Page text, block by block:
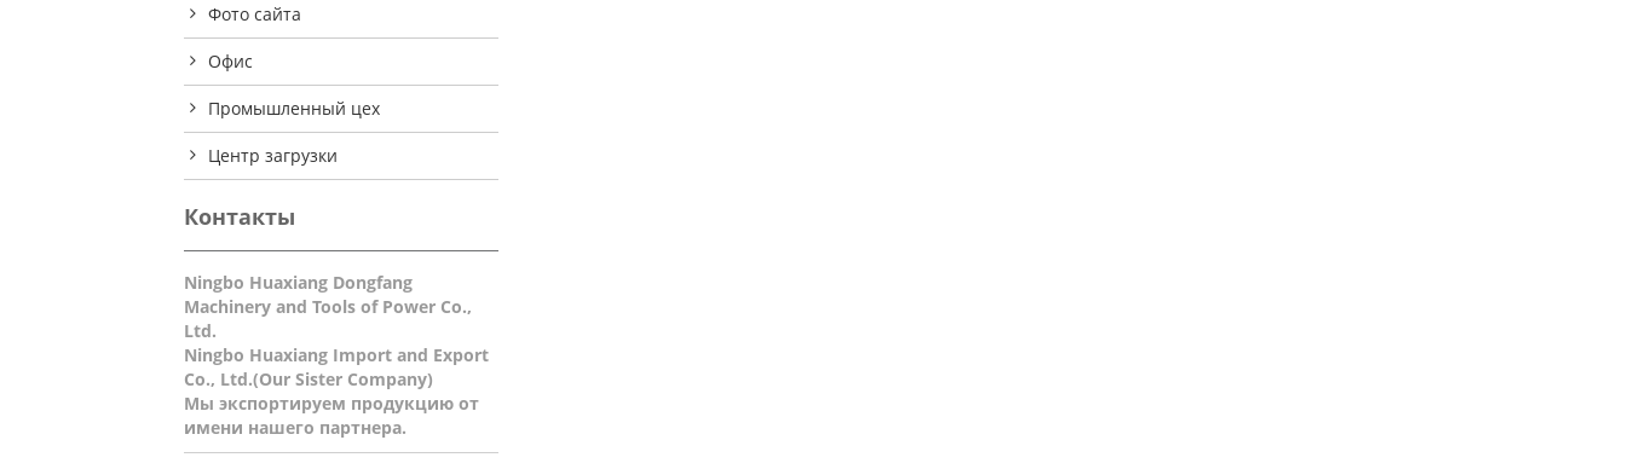
Фото сайта
Офис
Промышленный цех
Центр загрузки
Контакты
Ningbo Huaxiang Dongfang
Machinery and Tools of Power Co.,
Ltd.
Ningbo Huaxiang Import and Export
Co., Ltd.(Our Sister Company)
Мы экспортируем продукцию от
имени нашего партнера.